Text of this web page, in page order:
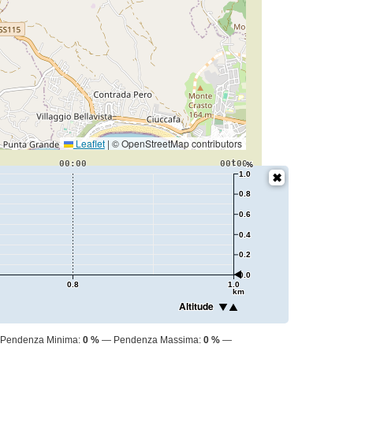
Leaflet | © OpenStreetMap contributors
0.8 1.0
km
00:00 00:00
t
0.0
0.2
0.4
0.6
0.8
1.0
%
Altitude
Pendenza Minima: 0 % Pendenza Massima: 0 %